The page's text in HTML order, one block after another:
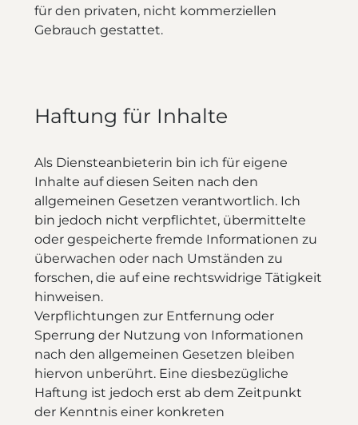
für den privaten, nicht kommerziellen
Gebrauch gestattet.
Haftung für Inhalte
Als Diensteanbieterin bin ich für eigene
Inhalte auf diesen Seiten nach den
allgemeinen Gesetzen verantwortlich. Ich
bin jedoch nicht verpflichtet, übermittelte
oder gespeicherte fremde Informationen zu
überwachen oder nach Umständen zu
forschen, die auf eine rechtswidrige Tätigkeit
hinweisen.
Verpflichtungen zur Entfernung oder
Sperrung der Nutzung von Informationen
nach den allgemeinen Gesetzen bleiben
hiervon unberührt. Eine diesbezügliche
Haftung ist jedoch erst ab dem Zeitpunkt
der Kenntnis einer konkreten